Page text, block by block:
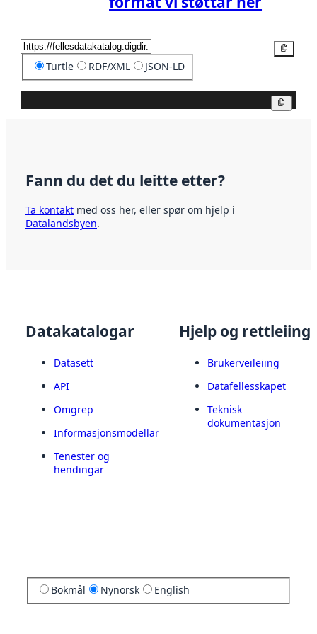
Turtle RDF/XML JSON-LD
Fann du det du leitte etter?
Ta kontakt med oss her, eller spør om hjelp i
Datalandsbyen.
Datakatalogar
Datasett
API
Omgrep
Informasjonsmodellar
Tenester og
hendingar
Hjelp og rettleiing
Brukerveileiing
Datafellesskapet
Teknisk
dokumentasjon
Bokmål Nynorsk English